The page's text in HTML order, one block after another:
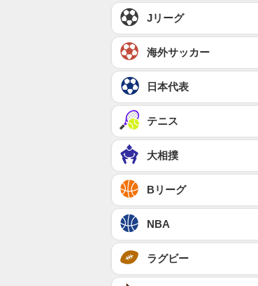
Jリーグ
海外サッカー
日本代表
テニス
大相撲
Bリーグ
NBA
ラグビー